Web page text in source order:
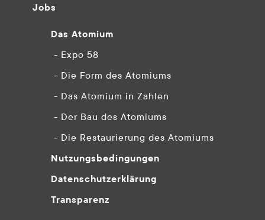
Jobs
Das Atomium
- Expo 58
- Die Form des Atomiums
- Das Atomium in Zahlen
- Der Bau des Atomiums
- Die Restaurierung des Atomiums
Nutzungsbedingungen
Datenschutzerklärung
Transparenz